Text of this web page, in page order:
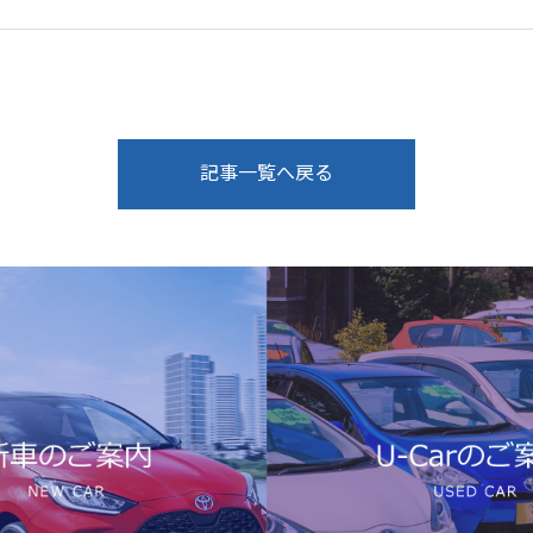
記事一覧へ戻る